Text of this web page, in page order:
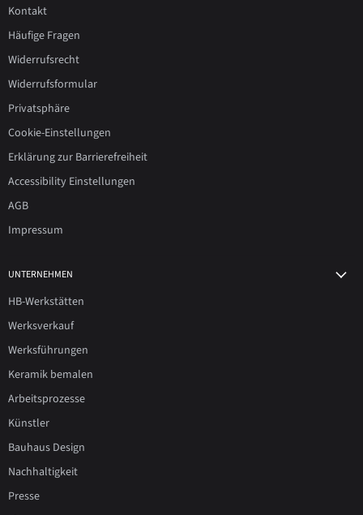
Kontakt
Häufige Fragen
Widerrufsrecht
Widerrufsformular
Privatsphäre
Cookie-Einstellungen
Erklärung zur Barrierefreiheit
Accessibility Einstellungen
AGB
Impressum
UNTERNEHMEN
HB-Werkstätten
Werksverkauf
Werksführungen
Keramik bemalen
Arbeitsprozesse
Künstler
Bauhaus Design
Nachhaltigkeit
Presse